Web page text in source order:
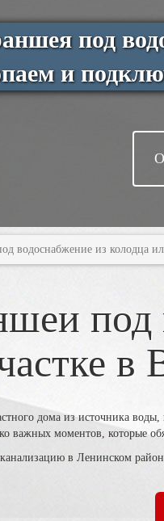
под
и
водоснабжение из колодца
дома из источника
моментов, которые